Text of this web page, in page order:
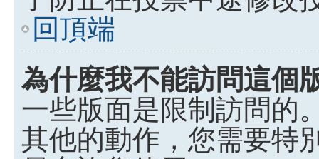
回頂端
為什麼我不能訪問這個
一些版面是限制訪問的
其他的動作，您需要特